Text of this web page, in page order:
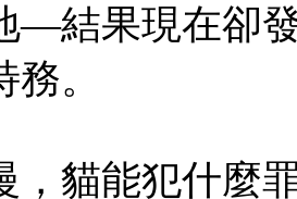
—結果現在卻
。
，貓能犯什麼